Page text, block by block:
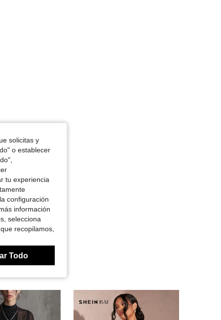
solicitas y
o establecer
tu experiencia
configuración
información
selecciona
recopilamos,
Todo